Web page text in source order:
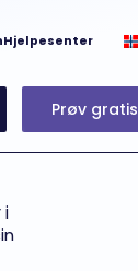
Prøv gratis
Hjelpesenter
i